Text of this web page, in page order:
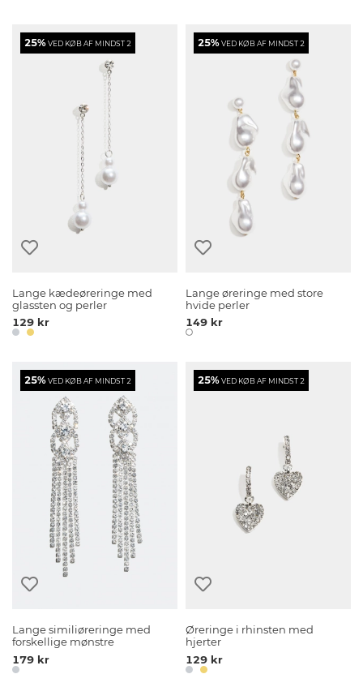
25%VED KØB AF MINDST 2
Lange kædeøreringe med
glassten og perler
129 kr
25%VED KØB AF MINDST 2
Lange øreringe med store
hvide perler
149 kr
25%VED KØB AF MINDST 2
Lange similiøreringe med
forskellige mønstre
179 kr
25%VED KØB AF MINDST 2
Øreringe i rhinsten med
hjerter
129 kr